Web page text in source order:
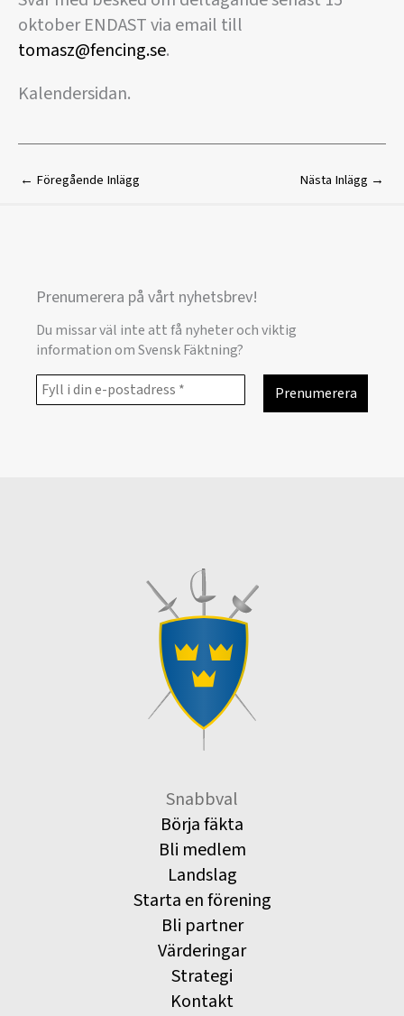
oktober ENDAST via email till
tomasz@fencing.se.
Kalendersidan.
← Föregående Inlägg Nästa Inlägg →
Prenumerera på vårt nyhetsbrev!
Du missar väl inte att få nyheter och viktig
information om Svensk Fäktning?
Snabbval
Börja fäkta
Bli medlem
Landslag
Starta en förening
Bli partner
Värderingar
Strategi
Kontakt